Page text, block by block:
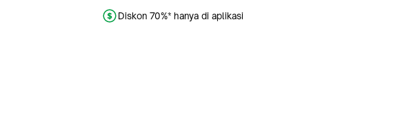
Diskon 70%* hanya di aplikasi